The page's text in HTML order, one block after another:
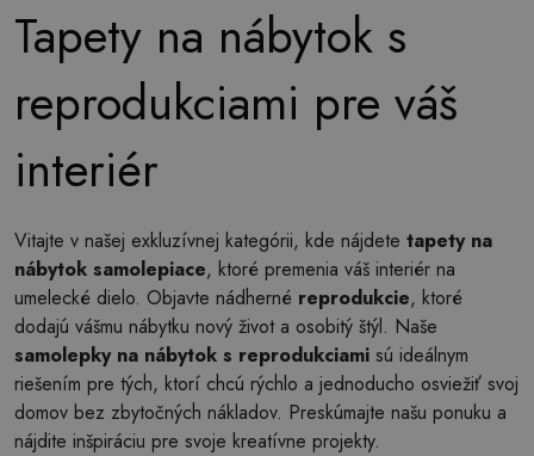
Tapety na nábytok s
reprodukciami pre váš
interiér
Vitajte v našej exkluzívnej kategórii, kde nájdete tapety na
nábytok samolepiace, ktoré premenia váš interiér na
umelecké dielo. Objavte nádherné reprodukcie, ktoré
dodajú vášmu nábytku nový život a osobitý štýl. Naše
samolepky na nábytok s reprodukciami sú ideálnym
riešením pre tých, ktorí chcú rýchlo a jednoducho osviežiť svoj
domov bez zbytočných nákladov. Preskúmajte našu ponuku a
nájdite inšpiráciu pre svoje kreatívne projekty.